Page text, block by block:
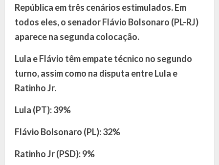
República em três cenários estimulados. Em
todos eles, o senador Flávio Bolsonaro (PL-RJ)
aparece na segunda colocação.
Lula e Flávio têm empate técnico no segundo
turno, assim como na disputa entre Lula e
Ratinho Jr.
Lula (PT): 39%
Flávio Bolsonaro (PL): 32%
Ratinho Jr (PSD): 9%